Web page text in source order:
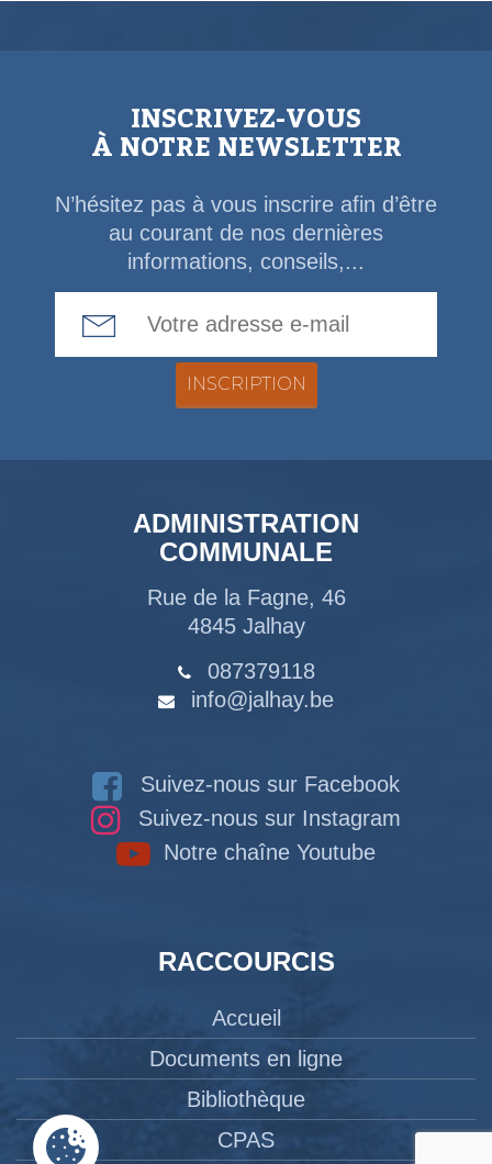
INSCRIVEZ-VOUS
À NOTRE NEWSLETTER
N’hésitez pas à vous inscrire afin d’être
au courant de nos dernières
informations, conseils,...
ADMINISTRATION
COMMUNALE
Rue de la Fagne, 46
4845 Jalhay
087379118
info@jalhay.be
Suivez-nous sur Facebook
Suivez-nous sur Instagram
Notre chaîne Youtube
RACCOURCIS
Accueil
Documents en ligne
Bibliothèque
CPAS